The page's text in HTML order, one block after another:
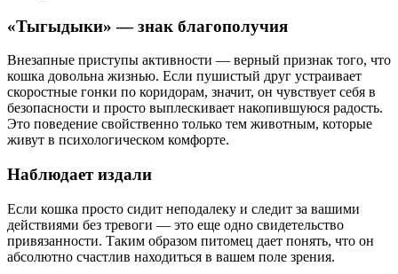
«Тыгыдыки» — знак благополучия
Внезапные приступы активности — верный признак того, что
кошка довольна жизнью. Если пушистый друг устраивает
скоростные гонки по коридорам, значит, он чувствует себя в
безопасности и просто выплескивает накопившуюся радость.
Это поведение свойственно только тем животным, которые
живут в психологическом комфорте.
Наблюдает издали
Если кошка просто сидит неподалеку и следит за вашими
действиями без тревоги — это еще одно свидетельство
привязанности. Таким образом питомец дает понять, что он
абсолютно счастлив находиться в вашем поле зрения.